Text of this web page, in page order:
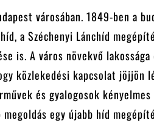
városában. 1849-ben a
a Széchenyi Lánchíd
is. A város növekvő lakossága
közlekedési kapcsolat jöjjön
és gyalogosok kényelmes
egy újabb híd